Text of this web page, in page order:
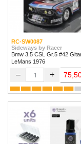
RC-SW0087
Sideways by Racer
Bmw 3,5 CSL Gr.5 #42
LeMans 1976
– +